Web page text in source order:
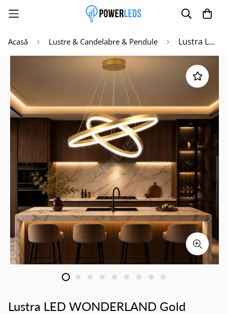
Acasă Lustre & Candelabre & Pendule Lustra LED WONDERLAND Gold 2 Segmente Echivalent 400W Telecomanda
Lustra LED WONDERLAND Gold
Activează notificările